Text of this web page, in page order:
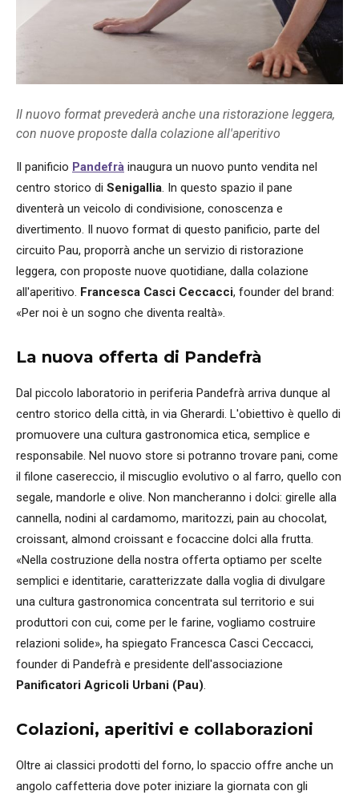
Il nuovo format prevederà anche una ristorazione leggera,
con nuove proposte dalla colazione all'aperitivo
Il panificio Pandefrà inaugura un nuovo punto vendita nel
centro storico di Senigallia. In questo spazio il pane
diventerà un veicolo di condivisione, conoscenza e
divertimento. Il nuovo format di questo panificio, parte del
circuito Pau, proporrà anche un servizio di ristorazione
leggera, con proposte nuove quotidiane, dalla colazione
all'aperitivo. Francesca Casci Ceccacci, founder del brand:
«Per noi è un sogno che diventa realtà».
La nuova offerta di Pandefrà
Dal piccolo laboratorio in periferia Pandefrà arriva dunque al
centro storico della città, in via Gherardi. L'obiettivo è quello di
promuovere una cultura gastronomica etica, semplice e
responsabile. Nel nuovo store si potranno trovare pani, come
il filone casereccio, il miscuglio evolutivo o al farro, quello con
segale, mandorle e olive. Non mancheranno i dolci: girelle alla
cannella, nodini al cardamomo, maritozzi, pain au chocolat,
croissant, almond croissant e focaccine dolci alla frutta.
«Nella costruzione della nostra offerta optiamo per scelte
semplici e identitarie, caratterizzate dalla voglia di divulgare
una cultura gastronomica concentrata sul territorio e sui
produttori con cui, come per le farine, vogliamo costruire
relazioni solide», ha spiegato Francesca Casci Ceccacci,
founder di Pandefrà e presidente dell'associazione
Panificatori Agricoli Urbani (Pau).
Colazioni, aperitivi e collaborazioni
Oltre ai classici prodotti del forno, lo spaccio offre anche un
angolo caffetteria dove poter iniziare la giornata con gli